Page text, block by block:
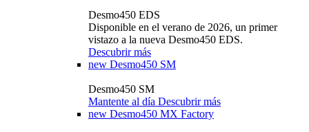
Desmo450 EDS
Disponible en el verano de 2026, un primer
vistazo a la nueva Desmo450 EDS.
Descubrir más
new Desmo450 SM
Desmo450 SM
Mantente al día Descubrir más
new Desmo450 MX Factory